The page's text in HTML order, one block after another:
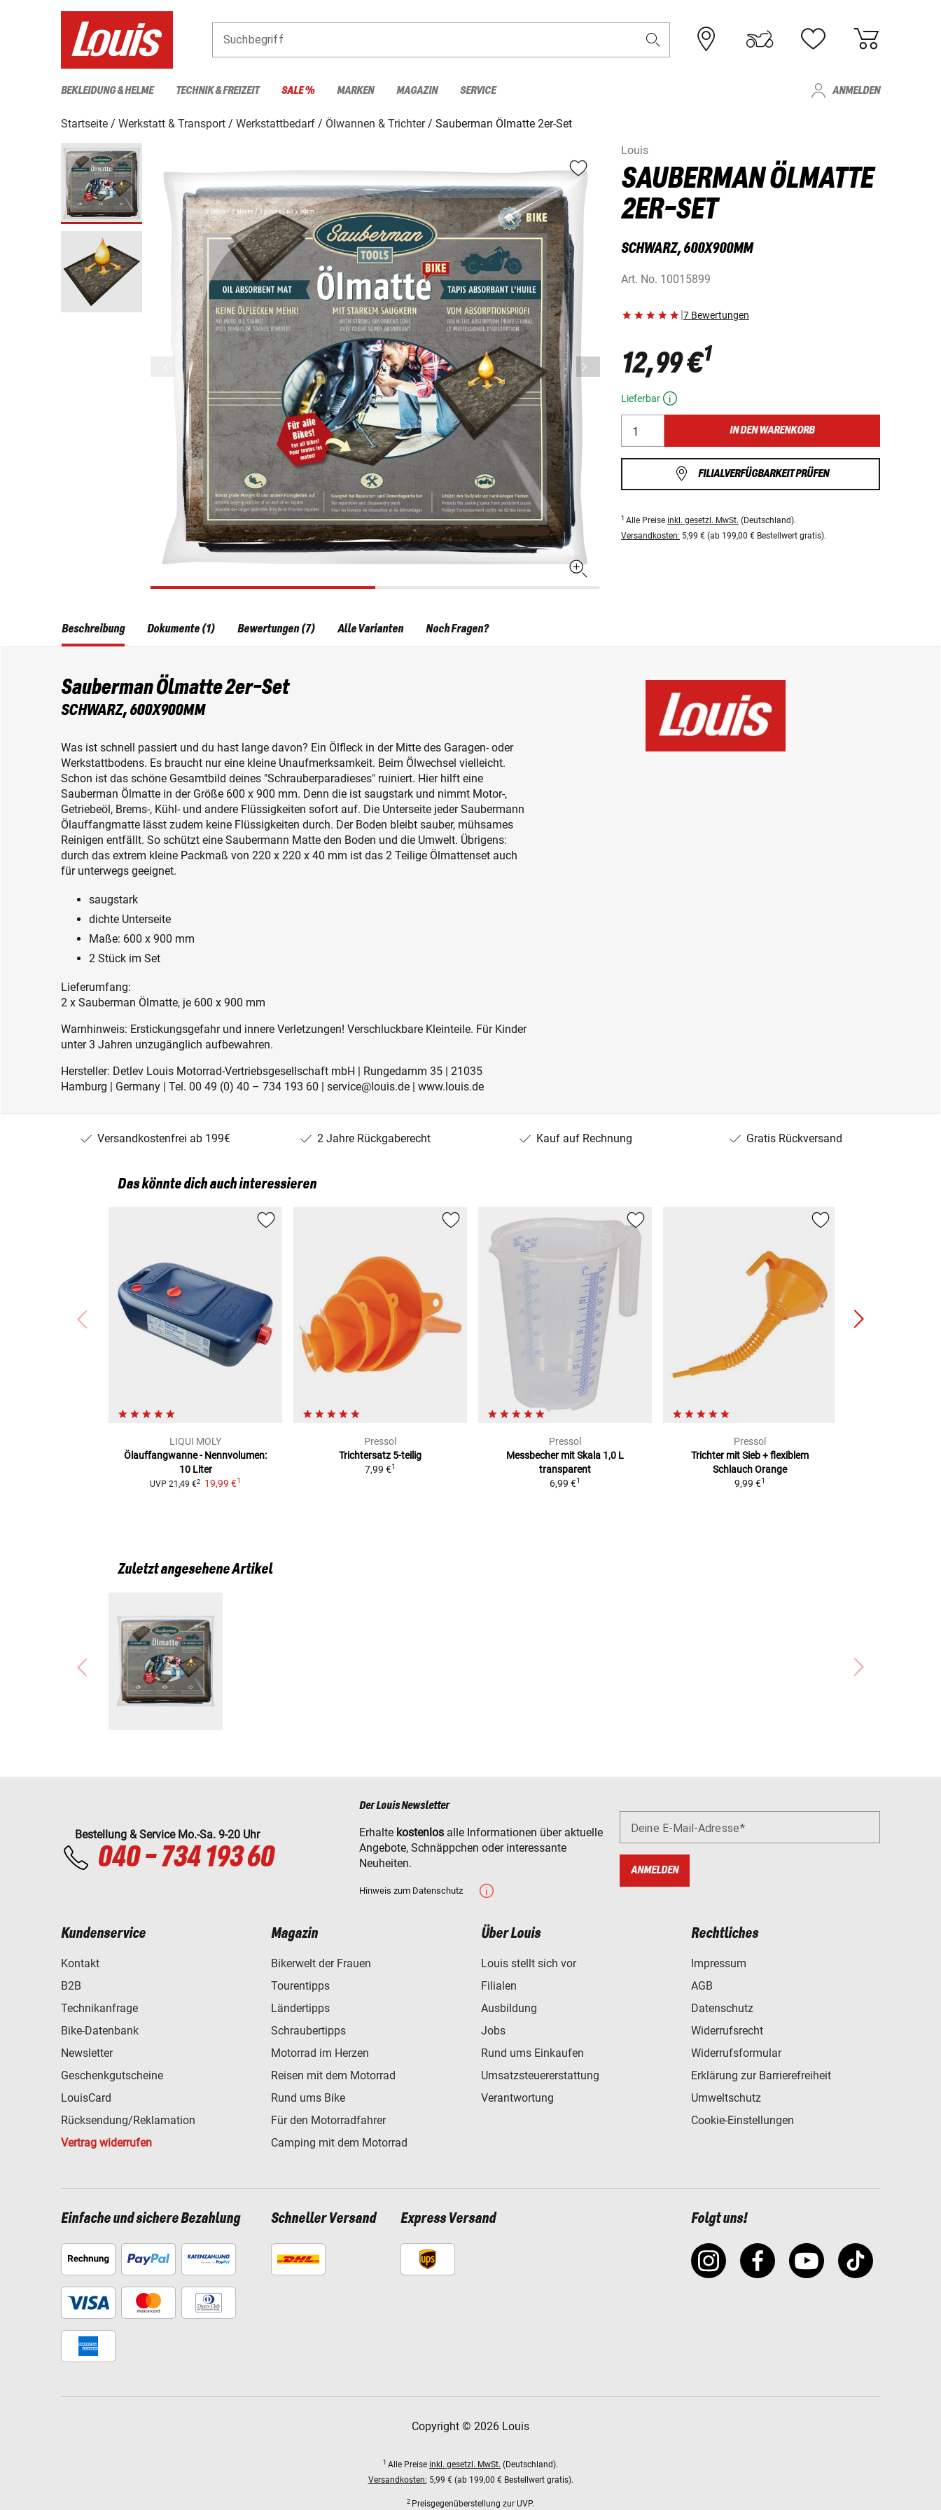
Suchbegriff
BEKLEIDUNG & HELME TECHNIK & FREIZEIT SALE % MARKEN MAGAZIN SERVICE ANMELDEN
Startseite Werkstatt & Transport Werkstattbedarf Ölwannen & Trichter
Sauberman Ölmatte 2er-Set
Louis
SAUBERMAN ÖLMATTE
2ER-SET
SCHWARZ, 600X900MM
Art. No. 10015899
|7 Bewertungen
12,99 €1
Lieferbar
IN DEN WARENKORB
FILIALVERFÜGBARKEIT PRÜFEN
1 Alle Preise inkl. gesetzl. MwSt. (Deutschland).
Versandkosten: 5,99 € (ab 199,00 € Bestellwert gratis).
Beschreibung
Sauberman Ölmatte 2er-Set
SCHWARZ, 600X900MM
Was ist schnell passiert und du hast lange davon? Ein Ölfleck in der Mitte des Garagen- oder
Werkstattbodens. Es braucht nur eine kleine Unaufmerksamkeit. Beim Ölwechsel vielleicht.
Schon ist das schöne Gesamtbild deines "Schrauberparadieses" ruiniert. Hier hilft eine
Sauberman Ölmatte in der Größe 600 x 900 mm. Denn die ist saugstark und nimmt Motor-,
Getriebeöl, Brems-, Kühl- und andere Flüssigkeiten sofort auf. Die Unterseite jeder Saubermann
Ölauffangmatte lässt zudem keine Flüssigkeiten durch. Der Boden bleibt sauber, mühsames
Reinigen entfällt. So schützt eine Saubermann Matte den Boden und die Umwelt. Übrigens:
durch das extrem kleine Packmaß von 220 x 220 x 40 mm ist das 2 Teilige Ölmattenset auch
für unterwegs geeignet.
saugstark
dichte Unterseite
Maße: 600 x 900 mm
2 Stück im Set
Lieferumfang:
2 x Sauberman Ölmatte, je 600 x 900 mm
Warnhinweis: Erstickungsgefahr und innere Verletzungen! Verschluckbare Kleinteile. Für Kinder
unter 3 Jahren unzugänglich aufbewahren.
Hersteller: Detlev Louis Motorrad-Vertriebsgesellschaft mbH | Rungedamm 35 | 21035
Hamburg | Germany | Tel. 00 49 (0) 40 – 734 193 60 | service@louis.de | www.louis.de
Dokumente (1) Bewertungen (7) Alle Varianten Noch Fragen?
Versandkostenfrei ab 199€ 2 Jahre Rückgaberecht Kauf auf Rechnung Gratis Rückversand
Das könnte dich auch interessieren
LIQUI MOLY
Ölauffangwanne - Nennvolumen:
10 Liter
UVP 21,49 €2 19,99 €1
Pressol
Trichtersatz 5-teilig
7,99 €1
Pressol
Messbecher mit Skala 1,0 L
transparent
6,99 €1
Pressol
Trichter mit Sieb + flexiblem
SchlauchOrange
9,99 €1
Zuletzt angesehene Artikel
Bestellung & Service Mo.-Sa. 9-20 Uhr
040 - 734 193 60
Der Louis Newsletter
Erhalte kostenlos alle Informationen über aktuelle
Angebote, Schnäppchen oder interessante
Neuheiten.
Hinweis zum Datenschutz
Deine E-Mail-Adresse
ANMELDEN
Kundenservice
Kontakt
B2B
Technikanfrage
Bike-Datenbank
Newsletter
Geschenkgutscheine
LouisCard
Rücksendung/Reklamation
Vertrag widerrufen
Magazin
Bikerwelt der Frauen
Tourentipps
Ländertipps
Schraubertipps
Motorrad im Herzen
Reisen mit dem Motorrad
Rund ums Bike
Für den Motorradfahrer
Camping mit dem Motorrad
Über Louis
Louis stellt sich vor
Filialen
Ausbildung
Jobs
Rund ums Einkaufen
Umsatzsteuererstattung
Verantwortung
Rechtliches
Impressum
AGB
Datenschutz
Widerrufsrecht
Widerrufsformular
Erklärung zur Barrierefreiheit
Umweltschutz
Cookie-Einstellungen
Einfache und sichere Bezahlung Schneller Versand Express Versand Folgt uns!
Copyright © 2026 Louis
1 Alle Preise inkl. gesetzl. MwSt. (Deutschland).
Versandkosten: 5,99 € (ab 199,00 € Bestellwert gratis).
2 Preisgegenüberstellung zur UVP.